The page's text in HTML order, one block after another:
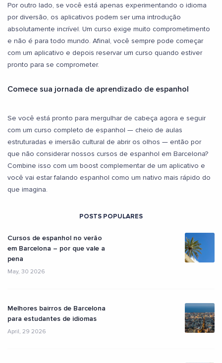
Por outro lado, se você está apenas experimentando o idioma
por diversão, os aplicativos podem ser uma introdução
absolutamente incrível. Um curso exige muito comprometimento
e não é para todo mundo. Afinal, você sempre pode começar
com um aplicativo e depois reservar um curso quando estiver
pronto para se comprometer.
Comece sua jornada de aprendizado de espanhol
Se você está pronto para mergulhar de cabeça agora e seguir
com um curso completo de espanhol — cheio de aulas
estruturadas e imersão cultural de abrir os olhos — então por
que não considerar nossos cursos de espanhol em Barcelona?
Combine isso com um boost complementar de um aplicativo e
você vai estar falando espanhol como um nativo mais rápido do
que imagina.
POSTS POPULARES
Cursos de espanhol no verão
em Barcelona – por que vale a
pena
May, 30 2026
Melhores bairros de Barcelona
para estudantes de idiomas
April, 29 2026